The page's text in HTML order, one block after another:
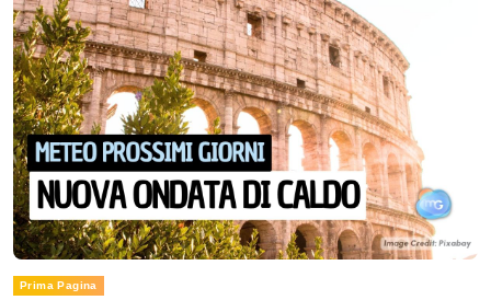
Prima Pagina